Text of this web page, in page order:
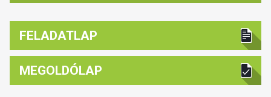
FELADATLAP
MEGOLDÓLAP